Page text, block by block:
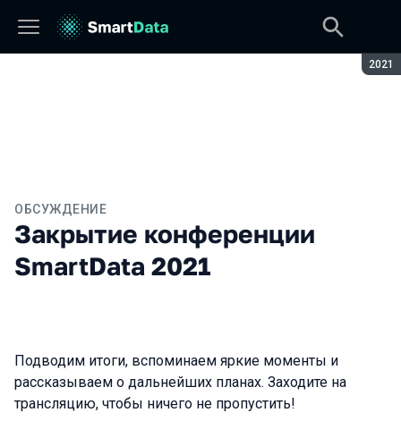
2021
ОБСУЖДЕНИЕ
Закрытие конференции
SmartData 2021
Подводим итоги, вспоминаем яркие моменты и
рассказываем о дальнейших планах. Заходите на
трансляцию, чтобы ничего не пропустить!